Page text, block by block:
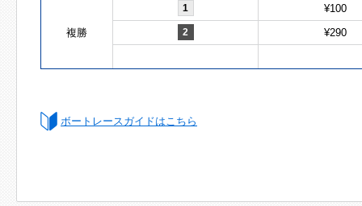
複勝
1 ¥100
2 ¥290
ボートレースガイドはこちら